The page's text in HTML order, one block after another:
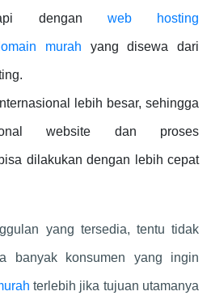
dengan web hosting
murah yang disewa dari
lebih besar, sehingga
website dan proses
dilakukan dengan lebih cepat
yang tersedia, tentu tidak
banyak konsumen yang ingin
terlebih jika tujuan utamanya